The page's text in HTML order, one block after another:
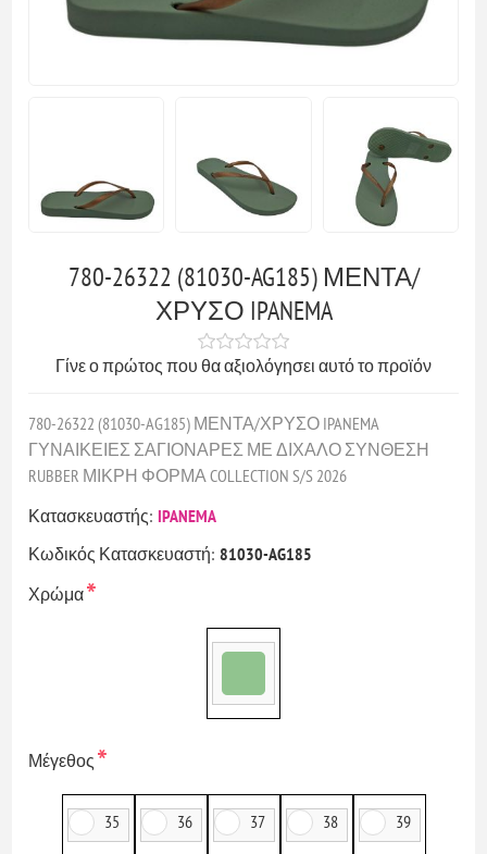
780-26322 (81030-AG185) ΜΕΝΤΑ/
ΧΡΥΣΟ IPANEMA
Γίνε ο πρώτος που θα αξιολόγησει αυτό το προϊόν
780-26322 (81030-AG185) ΜΕΝΤΑ/ΧΡΥΣΟ IPANEMA
ΓΥΝΑΙΚΕΙΕΣ ΣΑΓΙΟΝΑΡΕΣ ΜΕ ΔΙΧΑΛΟ ΣΥΝΘΕΣΗ
RUBBER ΜΙΚΡΗ ΦΟΡΜΑ COLLECTION S/S 2026
Κατασκευαστής: IPANEMA
Κωδικός Κατασκευαστή: 81030-AG185
Χρώμα*
Μέγεθος*
35 36 37 38 39